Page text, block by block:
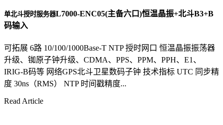
单北斗授时服务器L7000-ENC05(主备六口)恒温晶振+北斗B3+B
码输入
可拓展 6路 10/100/1000Base-T NTP 授时网口 恒温晶振振荡器
升级、铷原子钟升级、CDMA、PPS、PPM、PPH、E1、
IRIG-B码等 网络GPS北斗卫星数码子钟 技术指标 UTC 同步精
度 30ns（RMS） NTP 时间戳精度...
Read Article